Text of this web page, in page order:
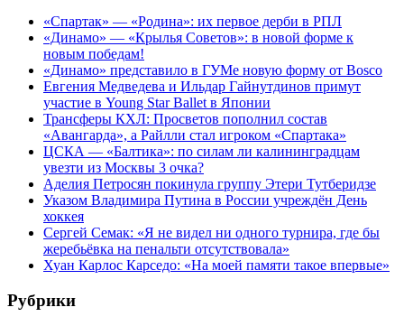
«Спартак» — «Родина»: их первое дерби в РПЛ
«Динамо» — «Крылья Советов»: в новой форме к
новым победам!
«Динамо» представило в ГУМе новую форму от Bosco
Евгения Медведева и Ильдар Гайнутдинов примут
участие в Young Star Ballet в Японии
Трансферы КХЛ: Просветов пополнил состав
«Авангарда», а Райлли стал игроком «Спартака»
ЦСКА — «Балтика»: по силам ли калининградцам
увезти из Москвы 3 очка?
Аделия Петросян покинула группу Этери Тутберидзе
Указом Владимира Путина в России учреждён День
хоккея
Сергей Семак: «Я не видел ни одного турнира, где бы
жеребьёвка на пенальти отсутствовала»
Хуан Карлос Карседо: «На моей памяти такое впервые»
Рубрики